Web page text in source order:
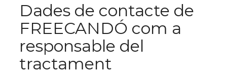
Dades de contacte de
FREECANDÓ com a
responsable del
tractament